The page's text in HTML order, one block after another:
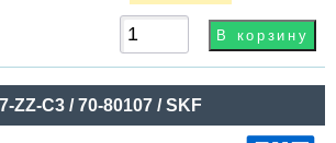
ZZ-C3 / 70-80107 / SKF